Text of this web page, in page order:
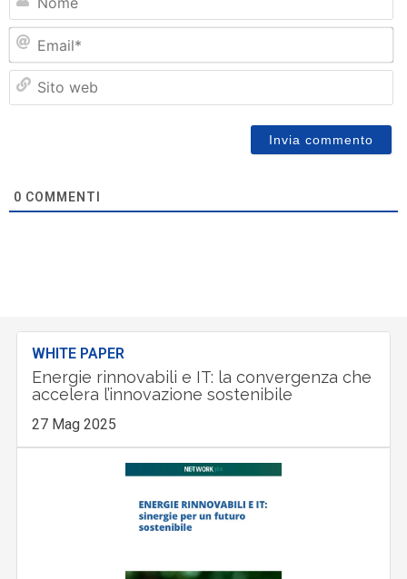
0 COMMENTI
WHITE PAPER
Energie rinnovabili e IT: la convergenza che
accelera l’innovazione sostenibile
27 Mag 2025